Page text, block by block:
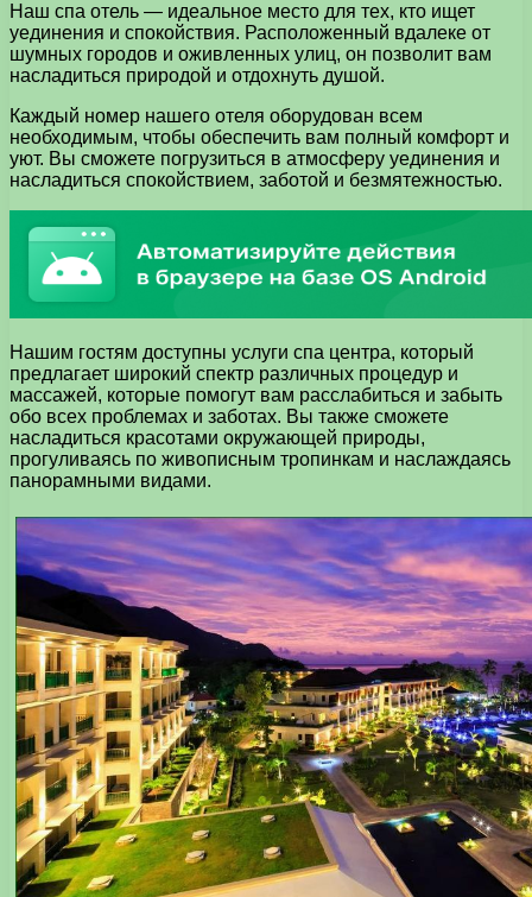
Наш спа отель — идеальное место для тех, кто ищет
уединения и спокойствия. Расположенный вдалеке от
шумных городов и оживленных улиц, он позволит вам
насладиться природой и отдохнуть душой.
Каждый номер нашего отеля оборудован всем
необходимым, чтобы обеспечить вам полный комфорт и
уют. Вы сможете погрузиться в атмосферу уединения и
насладиться спокойствием, заботой и безмятежностью.
Нашим гостям доступны услуги спа центра, который
предлагает широкий спектр различных процедур и
массажей, которые помогут вам расслабиться и забыть
обо всех проблемах и заботах. Вы также сможете
насладиться красотами окружающей природы,
прогуливаясь по живописным тропинкам и наслаждаясь
панорамными видами.